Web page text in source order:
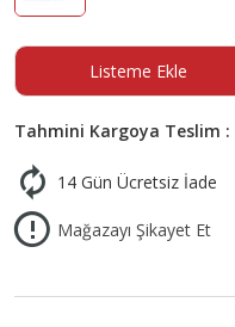
Listeme Ekle
Tahmini Kargoya Teslim :
14 Gün Ücretsiz İade
Mağazayı Şikayet Et